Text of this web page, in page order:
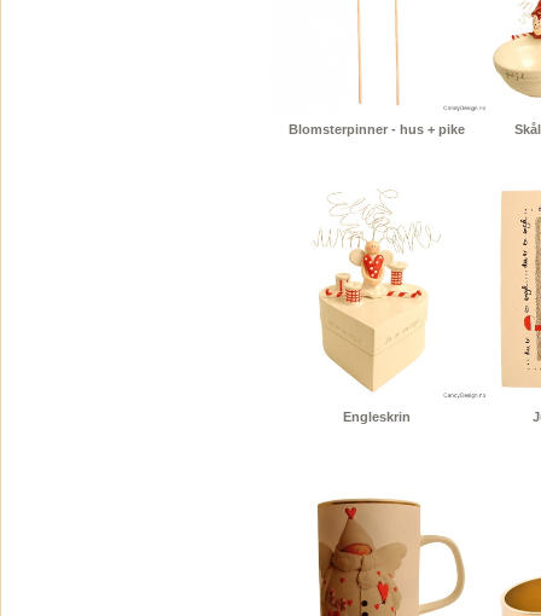
Blomsterpinner - hus + pike
Engleskrin